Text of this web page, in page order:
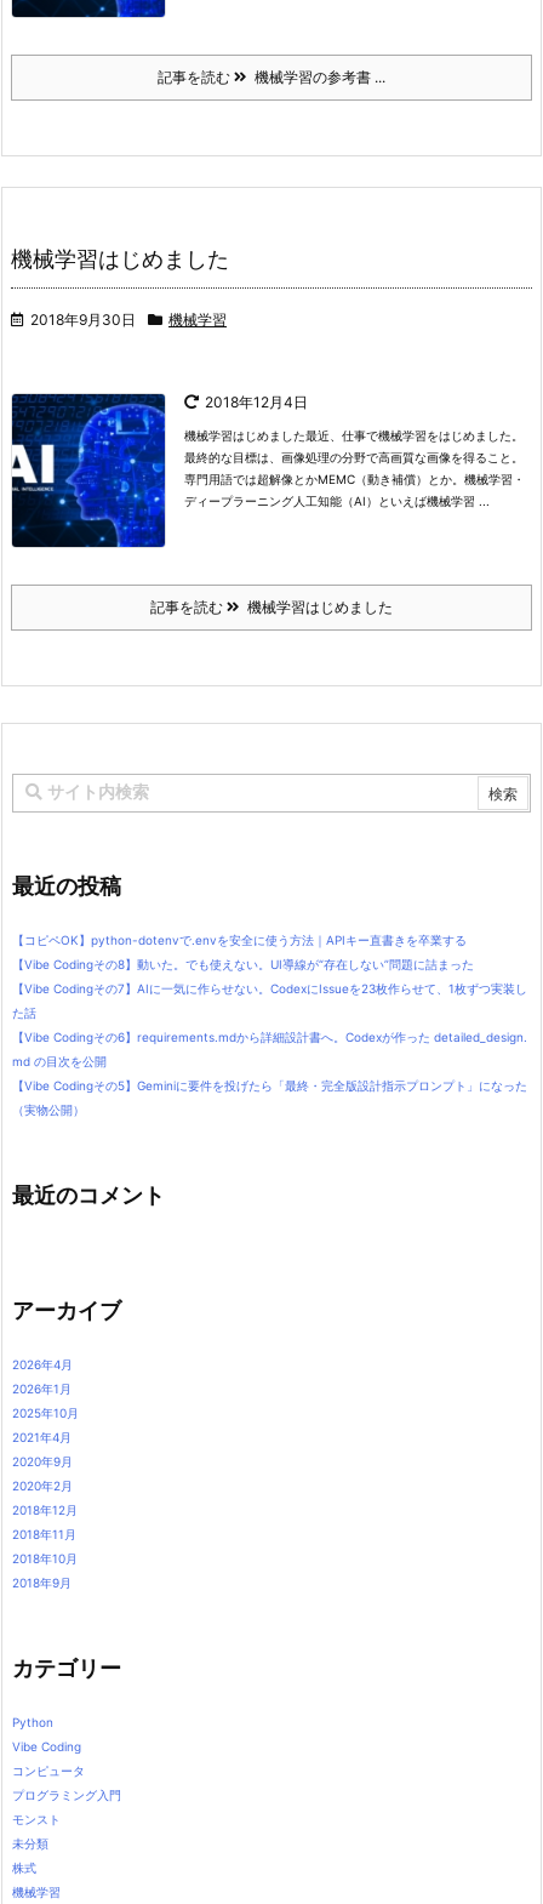
記事を読む 機械学習の参考書 ...
機械学習はじめました
2018年9月30日 機械学習
2018年12月4日
機械学習はじめました最近、仕事で機械学習をはじめました。
最終的な目標は、画像処理の分野で高画質な画像を得ること。
専門用語では超解像とかMEMC（動き補償）とか。 機械学習・
ディープラーニング人工知能（AI）といえば機械学習 ...
記事を読む 機械学習はじめました
最近の投稿
【コピペOK】python-dotenvで.envを安全に使う方法｜APIキー直書きを卒業する
【Vibe Codingその8】動いた。でも使えない。UI導線が“存在しない”問題に詰まった
【Vibe Codingその7】AIに一気に作らせない。CodexにIssueを23枚作らせて、1枚ずつ実装し
た話
【Vibe Codingその6】requirements.mdから詳細設計書へ。Codexが作った detailed_design.
md の目次を公開
【Vibe Codingその5】Geminiに要件を投げたら「最終・完全版設計指示プロンプト」になった
（実物公開）
最近のコメント
アーカイブ
2026年4月
2026年1月
2025年10月
2021年4月
2020年9月
2020年2月
2018年12月
2018年11月
2018年10月
2018年9月
カテゴリー
Python
Vibe Coding
コンピュータ
プログラミング入門
モンスト
未分類
株式
機械学習